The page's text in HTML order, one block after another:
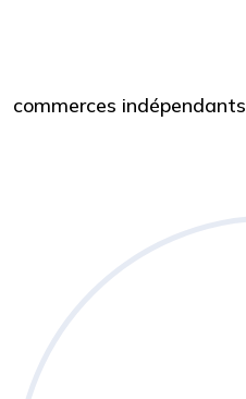
commerces indépendants